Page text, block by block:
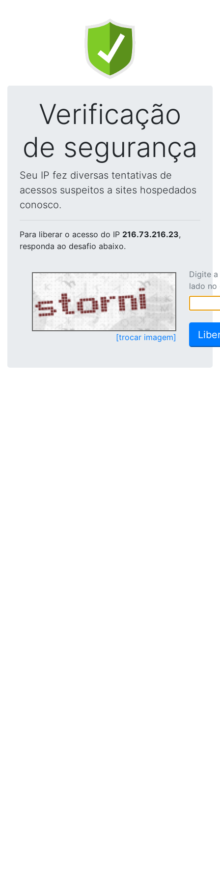
Verificação
de segurança
Seu IP fez diversas tentativas de
acessos suspeitos a sites hospedados
conosco.
Para liberar o acesso do IP 216.73.216.23,
responda ao desafio abaixo.
[trocar imagem]
Digite
lado no